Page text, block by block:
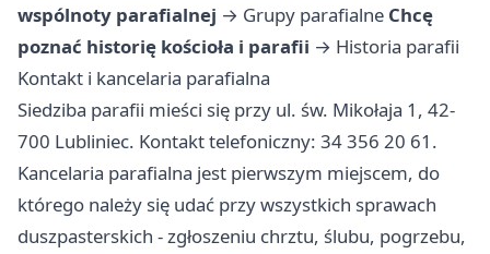
wspólnoty parafialnej → Grupy parafialne Chcę
poznać historię kościoła i parafii → Historia parafii
Kontakt i kancelaria parafialna
Siedziba parafii mieści się przy ul. św. Mikołaja 1, 42-
700 Lubliniec. Kontakt telefoniczny: 34 356 20 61.
Kancelaria parafialna jest pierwszym miejscem, do
którego należy się udać przy wszystkich sprawach
duszpasterskich - zgłoszeniu chrztu, ślubu, pogrzebu,